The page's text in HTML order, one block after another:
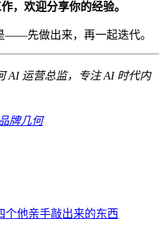
，欢迎分享你的经验。
——先做出来，再一起迭代。
AI 运营总监，专注 AI 时代内
牌几何
个他亲手敲出来的东西